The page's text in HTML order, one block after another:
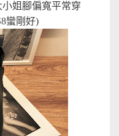
姐腳偏寬平常穿
蠻剛好)